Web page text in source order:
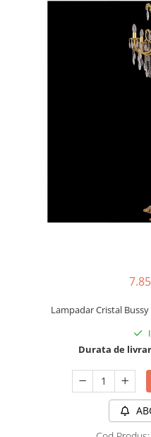
CANDELABRE CRISTAL &
SUSPENSII CU LED
MINI SPOTURI MAGNETICE &
PLAFONIERE VINTAGE
ACCESORII & CABLU VINTAGE
Lampadar Cristal Bussy
Durata de